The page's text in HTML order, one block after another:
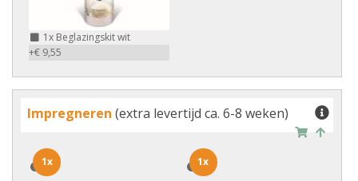
1x Beglazingskit wit
+€ 9,55
Impregneren (extra levertijd ca. 6-8 weken)
1x
1x 1x
1x